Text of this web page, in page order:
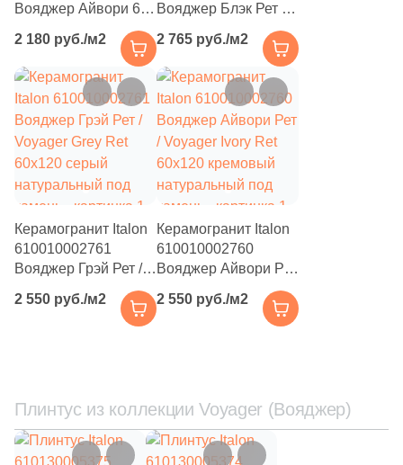
60x120
Производитель
Kerama Marazzi
Laparet
Alma Ceramica
Россия
Вояджер Айвори 60
Рет / Voyager Ivory 60
Ret 60x60 кремовый
натуральный под
камень
2 180 руб./м2
Вояджер Блэк Рет /
Voyager Black Ret
60x120 черный
натуральный под
камень
2 765 руб./м2
Керамогранит Italon
610010002761
Вояджер Грэй Рет /
60x120 серый
натуральный под
2 550 руб./м2
Керамогранит Italon
610010002760
Вояджер Айвори Рет
/ Voyager Ivory Ret
60x120 кремовый
натуральный под
2 550 руб./м2
Плинтус из коллекции Voyager (Вояджер)